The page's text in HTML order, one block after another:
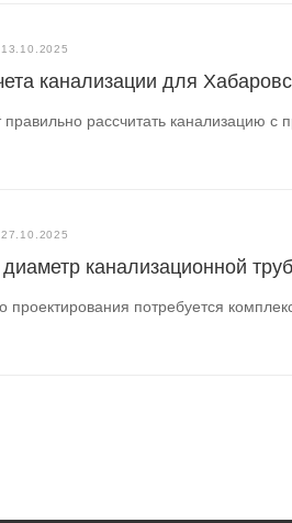
13.10.2025
канализации для
рассчитать канализацию с
27.10.2025
канализационной
проектирования потребуется